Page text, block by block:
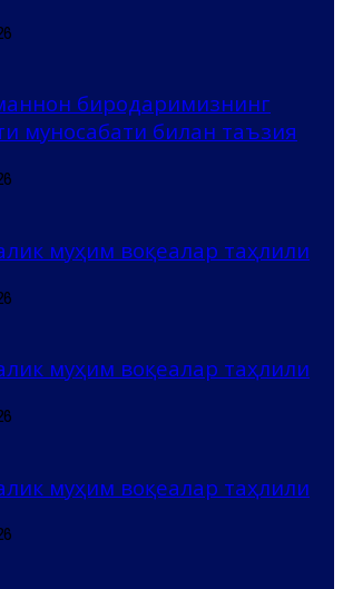
биродаримизнинг
муносабати билан таъзия
муҳим воқеалар таҳлили
муҳим воқеалар таҳлили
муҳим воқеалар таҳлили